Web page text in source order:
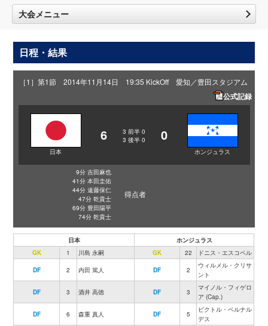
大会メニュー
日程・結果
［1］第1節 2014年11月14日 19:35 KickOff 愛知／豊田スタジアム
公式記録
日本
6 3 前半 0
3 後半 0 0
ホンジュラス
9分 吉田麻也
41分 本田圭佑
44分 遠藤保仁
47分 乾貴士
69分 豊田陽平
74分 乾貴士
得点者
日本
ホンジュラス
GK
1 川島 永嗣 GK 22 ドニス・エスコベル
DF 2 内田 篤人 DF 2
ウィルメル・クリサ
ント
DF 3 酒井 高徳 DF 3
マイノル・フィゲロ
ア (Cap.)
DF 6 森重 真人 DF 5
ビクトル・ベルナル
デス